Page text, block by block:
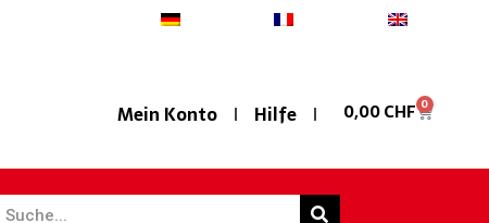
Mein Konto Hilfe 0,00CHF 0